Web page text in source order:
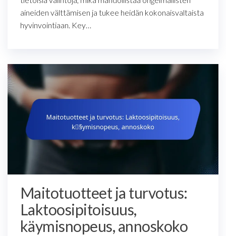
aineiden välttämisen ja tukee heidän kokonaisvaltaista
hyvinvointiaan. Key…
Maitotuotteet ja turvotus:
Laktoosipitoisuus,
käymisnopeus, annoskoko